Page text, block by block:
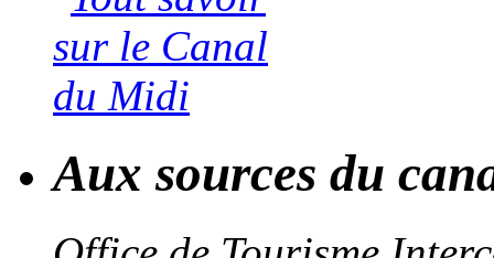
Aux sources du